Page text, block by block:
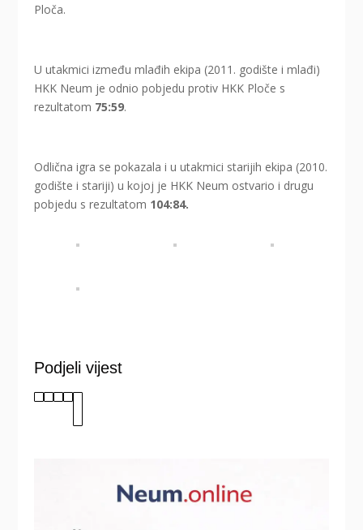
Ploča.
U utakmici između mlađih ekipa (2011. godište i mlađi)
HKK Neum je odnio pobjedu protiv HKK Ploče s
rezultatom 75:59.
Odlična igra se pokazala i u utakmici starijih ekipa (2010.
godište i stariji) u kojoj je HKK Neum ostvario i drugu
pobjedu s rezultatom 104:84.
Podjeli vijest